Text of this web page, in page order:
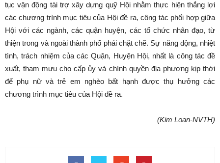
tục vận động tài trợ xây dựng quỹ Hội nhằm thực hiện thắng lợi
các chương trình mục tiêu của Hội đề ra, công tác phối hợp giữa
Hội với các ngành, các quận huyện, các tổ chức nhân đạo, từ
thiện trong và ngoài thành phố phải chặt chẽ. Sự năng động, nhiệt
tình, trách nhiệm của các Quận, Huyện Hội, nhất là công tác đề
xuất, tham mưu cho cấp ủy và chính quyền địa phương kịp thời
để phụ nữ và trẻ em nghèo bất hạnh được thụ hưởng các
chương trình mục tiêu của Hội đề ra.
(Kim Loan-NVTH)